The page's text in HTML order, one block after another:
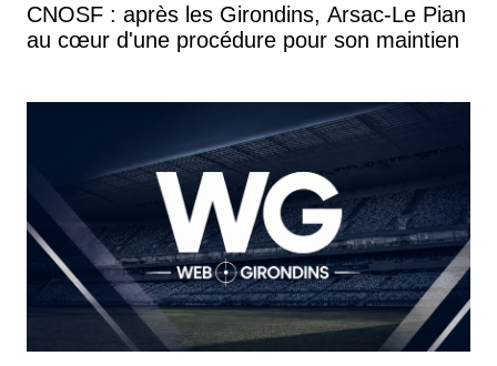
CNOSF : après les Girondins, Arsac-Le Pian
au cœur d'une procédure pour son maintien